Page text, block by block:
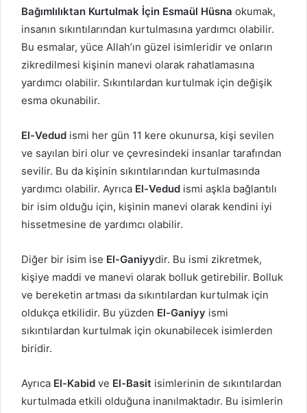
Bağımlılıktan Kurtulmak İçin Esmaül Hüsna okumak,
insanın sıkıntılarından kurtulmasına yardımcı olabilir.
Bu esmalar, yüce Allah’ın güzel isimleridir ve onların
zikredilmesi kişinin manevi olarak rahatlamasına
yardımcı olabilir. Sıkıntılardan kurtulmak için değişik
esma okunabilir.
El-Vedud ismi her gün 11 kere okunursa, kişi sevilen
ve sayılan biri olur ve çevresindeki insanlar tarafından
sevilir. Bu da kişinin sıkıntılarından kurtulmasında
yardımcı olabilir. Ayrıca El-Vedud ismi aşkla bağlantılı
bir isim olduğu için, kişinin manevi olarak kendini iyi
hissetmesine de yardımcı olabilir.
Diğer bir isim ise El-Ganiyydir. Bu ismi zikretmek,
kişiye maddi ve manevi olarak bolluk getirebilir. Bolluk
ve bereketin artması da sıkıntılardan kurtulmak için
oldukça etkilidir. Bu yüzden El-Ganiyy ismi
sıkıntılardan kurtulmak için okunabilecek isimlerden
biridir.
Ayrıca El-Kabid ve El-Basit isimlerinin de sıkıntılardan
kurtulmada etkili olduğuna inanılmaktadır. Bu isimlerin